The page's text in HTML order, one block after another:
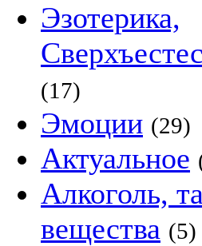
Эзотерика,
(17)
Эмоции (29)
Актуальное
Алкоголь,
вещества (5)